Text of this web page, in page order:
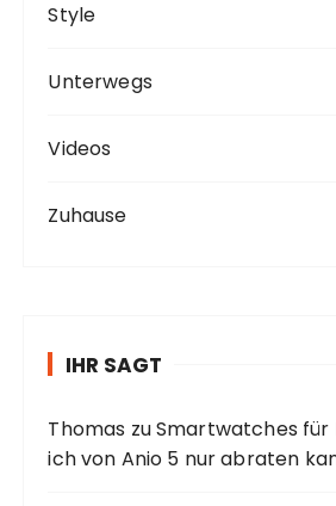
Style
Unterwegs
Videos
Zuhause
IHR SAGT
Thomas zuSmartwatches für
ich von Anio 5 nur abraten